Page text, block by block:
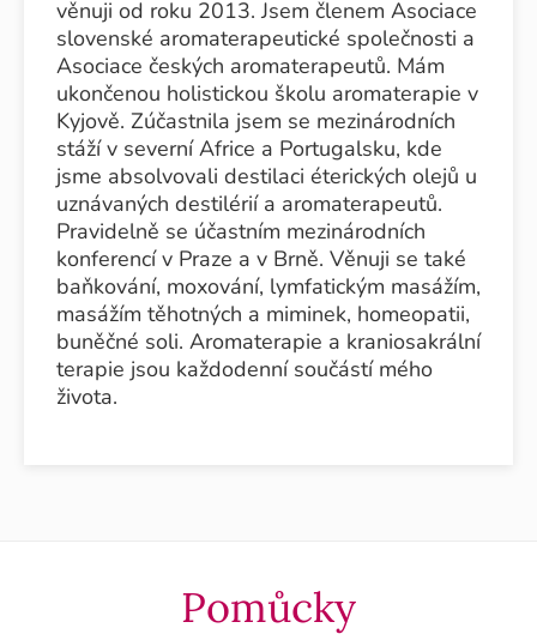
věnuji od roku 2013. Jsem členem Asociace
slovenské aromaterapeutické společnosti a
Asociace českých aromaterapeutů. Mám
ukončenou holistickou školu aromaterapie v
Kyjově. Zúčastnila jsem se mezinárodních
stáží v severní Africe a Portugalsku, kde
jsme absolvovali destilaci éterických olejů u
uznávaných destilérií a aromaterapeutů.
Pravidelně se účastním mezinárodních
konferencí v Praze a v Brně. Věnuji se také
baňkování, moxování, lymfatickým masážím,
masážím těhotných a miminek, homeopatii,
buněčné soli. Aromaterapie a kraniosakrální
terapie jsou každodenní součástí mého
života.
Pomůcky